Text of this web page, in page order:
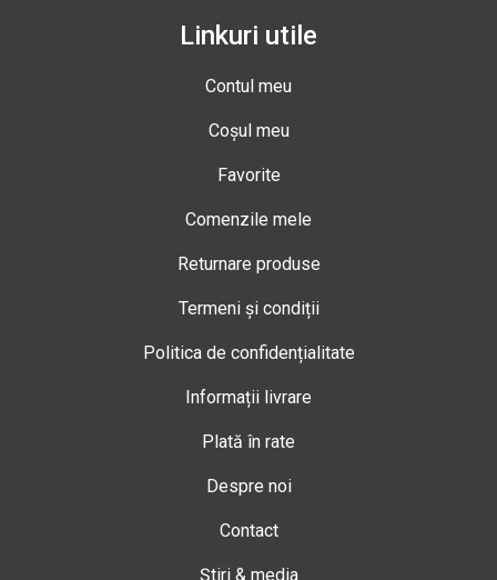
Linkuri utile
Contul meu
Coșul meu
Favorite
Comenzile mele
Returnare produse
Termeni și condiții
Politica de confidențialitate
Informații livrare
Plată în rate
Despre noi
Contact
Știri & media